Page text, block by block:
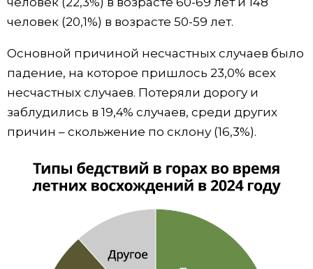
человек (20,1%) в возрасте 50-59 лет.
Основной причиной несчастных случаев было
падение, на которое пришлось 23,0% всех
несчастных случаев. Потеряли дорогу и
заблудились в 19,4% случаев, среди других
причин – скольжение по склону (16,3%).